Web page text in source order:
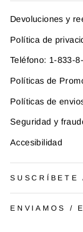
Devoluciones y
Política de
Teléfono: 1-833-
Políticas de
Políticas de
Seguridad y
Accesibilidad
SUSCRÍBETE
ENVIAMOS /